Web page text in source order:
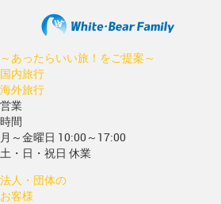
～あったらいい旅！をご提案～
国内旅行
海外旅行
営業
時間
月～金曜日 10:00～17:00
土・日・祝日 休業
法人・団体の
お客様